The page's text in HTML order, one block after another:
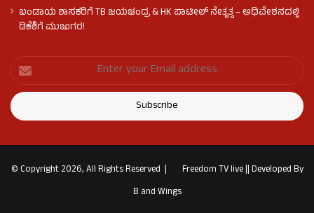
ಬಂಡಾಯ ಶಾಸಕರಿಗೆ TB ಜಯಚಂದ್ರ & HK ಪಾಟೀಲ್ ನೇತೃತ್ವ – ಅಧಿವೇಶನದಲ್ಲಿ
ಡಿಕೆಶಿಗೆ ಮುಜುಗರ!
© Copyright 2026, All Rights Reserved | Freedom TV live||Developed By
B and Wings